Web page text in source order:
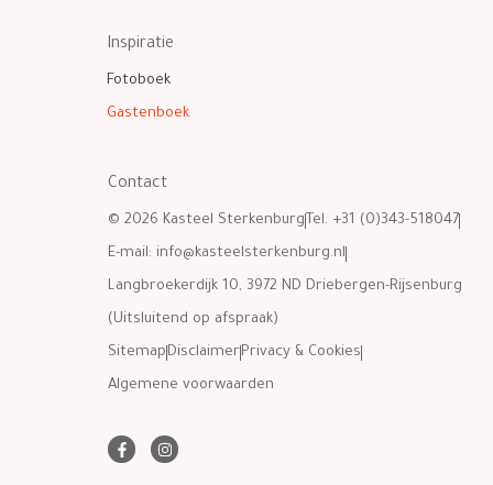
Inspiratie
Fotoboek
Gastenboek
Contact
© 2026 Kasteel Sterkenburg Tel. +31 (0)343-518047
E-mail: info@kasteelsterkenburg.nl
Langbroekerdijk 10, 3972 ND Driebergen-Rijsenburg
(Uitsluitend op afspraak)
Sitemap Disclaimer Privacy & Cookies
Algemene voorwaarden
F
a
I
n